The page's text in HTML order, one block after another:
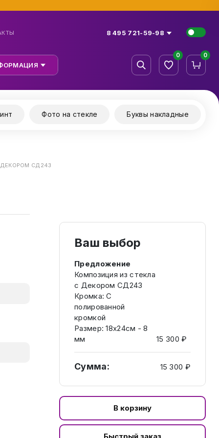
8 495 721-59-98
0 0
Фото на стекле Буквы накладные
СД243
Ваш выбор
Предложение
Композиция из стекла
с Декором СД243
Кромка: C
полированной
кромкой
Размер: 18х24см - 8
мм
15 300 ₽
Сумма: 15 300 ₽
В корзину
Быстрый заказ